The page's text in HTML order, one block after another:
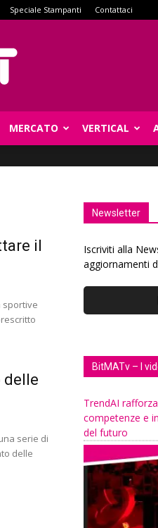
Speciale Stampanti Contattaci
MERCATO VERTICAL
il
sportive
delle
serie di
delle
Newsletter
Iscriviti alla
aggiornamenti
BitMATv – I
TrendAI
competenze e
del futuro